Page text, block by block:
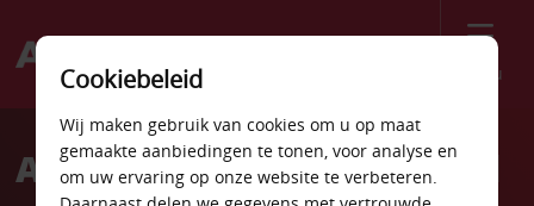
Menu
Welcome
AvisAutoverhuur Kastrup Stad
Cookiebeleid
Wij maken gebruik van cookies om u op maat
gemaakte aanbiedingen te tonen, voor analyse en
om uw ervaring op onze website te verbeteren.